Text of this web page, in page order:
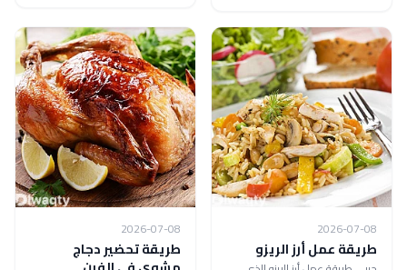
2026-07-08
طريقة عمل أرز الريزو
2026-07-08
طريقة تحضير دجاج